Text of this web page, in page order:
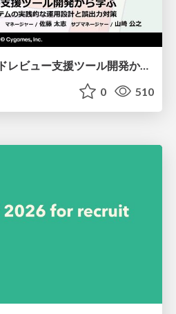
【CEDEC2026】コードレビュー支援ツール開発から学ぶ：LLMを用いた業務システムの実践的な運用設計と誤出力対策
0 510